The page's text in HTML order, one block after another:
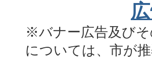
※バナー広告及び
については、市が